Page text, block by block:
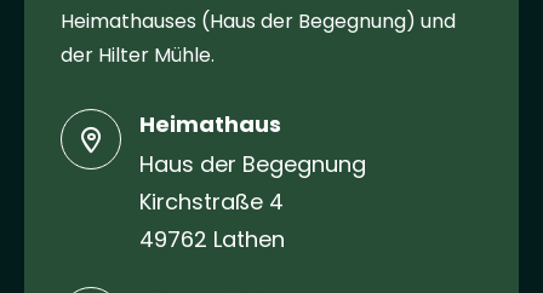
Heimathauses (Haus der Begegnung) und
der Hilter Mühle.
Heimathaus
Haus der Begegnung
Kirchstraße 4
49762 Lathen